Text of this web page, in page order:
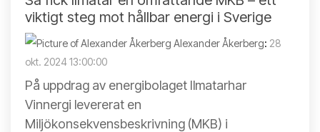
viktigt steg mot hållbar energi i Sverige
Alexander Åkerberg: 28
okt. 2024 13:00:00
På uppdrag av energibolaget Ilmatarhar
Vinnergi levererat en
Miljökonsekvensbeskrivning (MKB) i